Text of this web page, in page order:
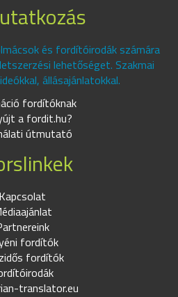
és fordítóirodák számára
lehetőséget. Szakmai
állásajánlatokkal.
fordítóknak
a fordit.hu?
útmutató
Kapcsolat
fordítók
fordítók
translator.eu